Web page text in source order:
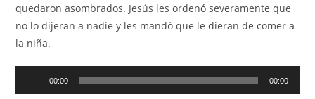
quedaron asombrados. Jesús les ordenó severamente que
no lo dijeran a nadie y les mandó que le dieran de comer a
la niña.
de
00:00 00:00